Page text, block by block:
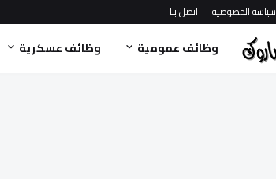
سياسة الخصوصية اتصل بنا
وظائف عمومية وظائف عسكرية